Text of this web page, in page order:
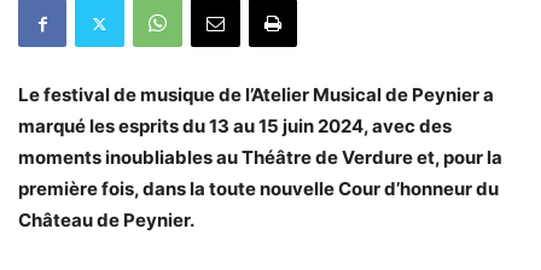
Le festival de musique de l’Atelier Musical de Peynier a
marqué les esprits du 13 au 15 juin 2024, avec des
moments inoubliables au Théâtre de Verdure et, pour la
première fois, dans la toute nouvelle Cour d’honneur du
Château de Peynier.